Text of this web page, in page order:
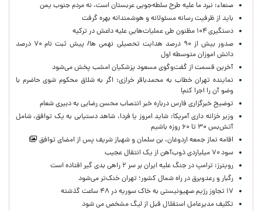
صنعاء: نبرد ما علیه طرح سلطه‌جویی عربستان است، نه مردم جنوب یمن
باید از ظرفیت رسانه مسئولانه و هوشمندانه بهره گرفت
دستگیری ۱۰۴ مظنون طی عملیات‌هایی علیه داعش در ترکیه
صدور بیش از ۹۰ درصد هدایت تحصیلی نهمی ها/ پیش ثبت نام ۷۰ درصد
دانش اموزان متوسطه اول
آخرین قسمت از گفت‌وگوی مسعود پزشکیان امشب پخش می‌شود
نماینده تهران خطاب به محمدباقر خرازی: اگر به شلاق محکوم شوی حاضرم با
وضو آن را اجرا کنم!
توضیح خبرگزاری فارس درباره خبر انتصاب محسن رضایی به دبیری شعام
وزیر خزانه داری آمریکا: شاید امروز یا فردا، شاهد دستیابی به یک توافق، شامل
آتش‌بس ۳۰ تا ۶۰ روزه باشیم
اقامه نماز جمعه اردوغان، بن ‌سلمان و شهباز شریف پس از امضای توافق
سود ۷۰ میلیاردی ذوب‌آهن از یک انتقال عجیب
رویترز: ترامپ در جنگ علیه ایران بر سر ۲ راهی بدی گیر افتاده است
رگبار و رعدوبرق در راه شمال کشور؛ تهران خنک‌تر می‌شود
۱۷ تجاوز رژیم صهیونیستی به خاک سوریه در ۴۸ ساعت گذشته
تکلیف مدیرعامل استقلال قبل از لیگ مشخص می شود